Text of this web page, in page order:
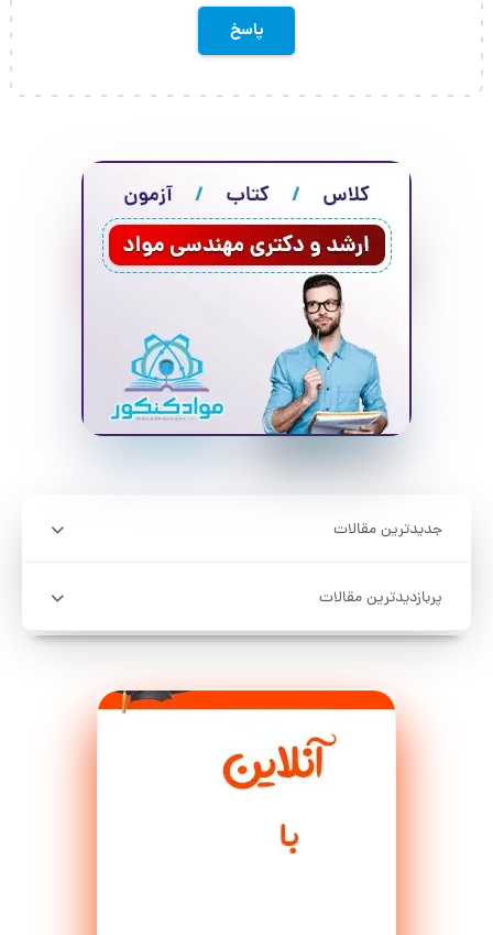
جدیدترین مقالات
پربازدیدترین مقالات